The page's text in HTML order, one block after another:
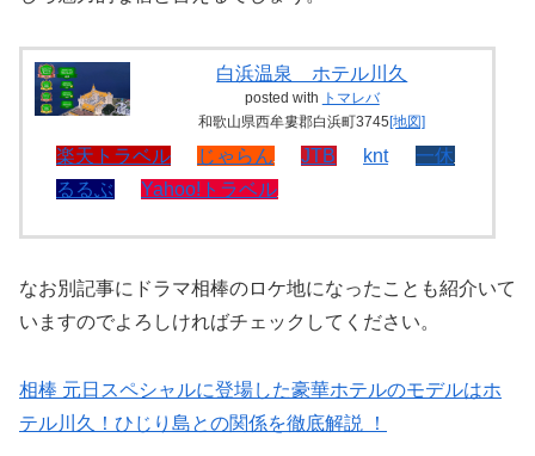
白浜温泉 ホテル川久
posted with トマレバ
和歌山県西牟婁郡白浜町3745[地図]
楽天トラベル じゃらん JTB knt
一休
るるぶ
Yahoo!トラベル
なお別記事にドラマ相棒のロケ地になったことも紹介いて
いますのでよろしければチェックしてください。
相棒 元日スペシャルに登場した豪華ホテルのモデルはホ
テル川久！ひじり島との関係を徹底解説 ！